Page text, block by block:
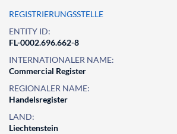
REGISTRIERUNGSSTELLE
ENTITY ID:
FL-0002.696.662-8
INTERNATIONALER NAME:
Commercial Register
REGIONALER NAME:
Handelsregister
LAND:
Liechtenstein